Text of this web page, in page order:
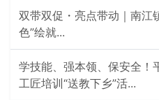
双带双促・亮点带动｜南江
色”绘就...
学技能、强本领、保安全！
工匠培训“送教下乡”活...